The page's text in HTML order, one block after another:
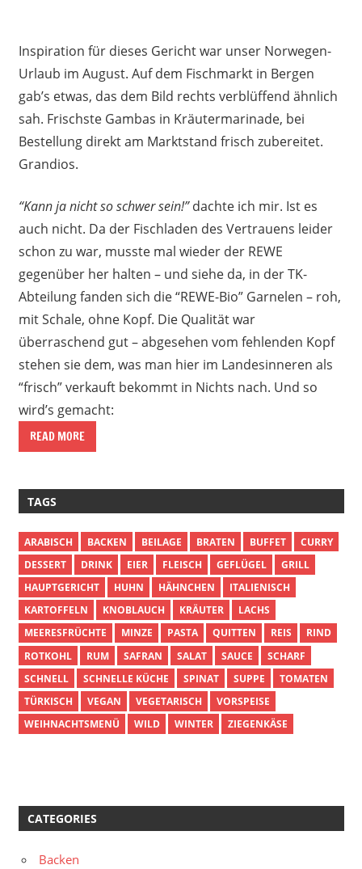
Inspiration für dieses Gericht war unser Norwegen-
Urlaub im August. Auf dem Fischmarkt in Bergen
gab’s etwas, das dem Bild rechts verblüffend ähnlich
sah. Frischste Gambas in Kräutermarinade, bei
Bestellung direkt am Marktstand frisch zubereitet.
Grandios.
“Kann ja nicht so schwer sein!”dachte ich mir. Ist es
auch nicht. Da der Fischladen des Vertrauens leider
schon zu war, musste mal wieder der REWE
gegenüber her halten – und siehe da, in der TK-
Abteilung fanden sich die “REWE-Bio” Garnelen – roh,
mit Schale, ohne Kopf. Die Qualität war
überraschend gut – abgesehen vom fehlenden Kopf
stehen sie dem, was man hier im Landesinneren als
“frisch” verkauft bekommt in Nichts nach. Und so
wird’s gemacht:
READ MORE
TAGS
ARABISCH BACKEN BEILAGE BRATEN BUFFET
CURRY
DESSERT
DRINK EIER FLEISCH GEFLÜGEL
GRILL
HAUPTGERICHT
HUHN HÄHNCHEN
ITALIENISCH
KARTOFFELN
KNOBLAUCH KRÄUTER
LACHS
MEERESFRÜCHTE
MINZE PASTA QUITTEN REIS
RIND
ROTKOHL
RUM SAFRAN SALAT SAUCE
SCHARF
SCHNELL
SCHNELLE KÜCHE SPINAT SUPPE
TOMATEN
TÜRKISCH
VEGAN VEGETARISCH
VORSPEISE
WEIHNACHTSMENÜ
WILD WINTER ZIEGENKÄSE
CATEGORIES
Backen